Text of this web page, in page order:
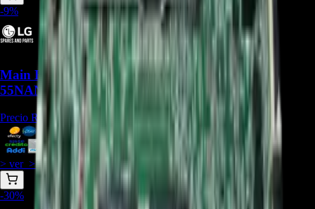
-9%
Main Board EBU66375501 para TV LG
55NANO80SPA - REP-474
Precio Regular:
831.500
> ver_ > desbloquear oferta_
-30%